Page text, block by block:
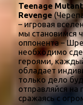
Teenage
Revenge
– игровая
мы становимся
оппонента –
необходимо
героями,
обладает
только дело
отправляйся на
сражаясь с